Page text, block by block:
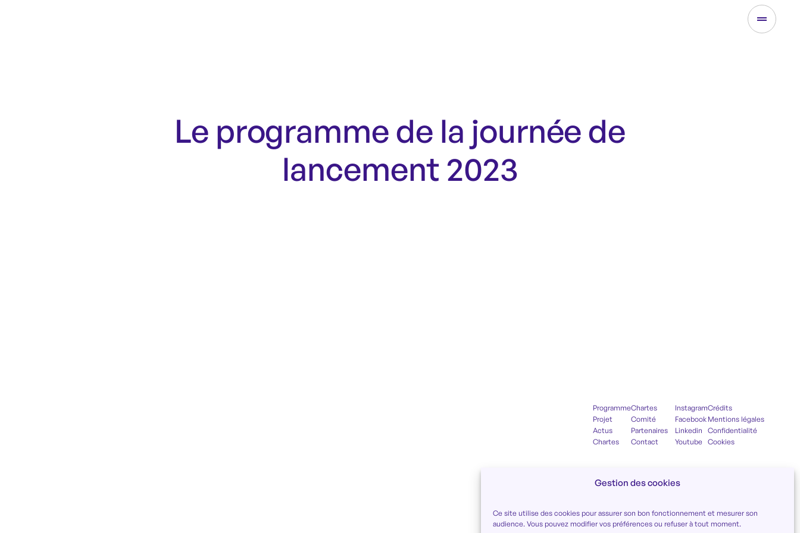
Gestion des cookies
Ce site utilise des cookies pour assurer son bon fonctionnement et mesurer son
audience. Vous pouvez modifier vos préférences ou refuser à tout moment.
Le programme de la journée de
lancement 2023
Programme
Projet
Actus
Chartes
Chartes
Comité
Partenaires
Contact
Instagram
Facebook
Linkedin
Youtube
Crédits
Mentions légales
Confidentialité
Cookies